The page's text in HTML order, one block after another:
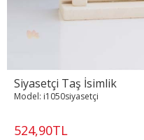
Siyasetçi Taş İsimlik
524,90TL
Model: i1050siyasetçi